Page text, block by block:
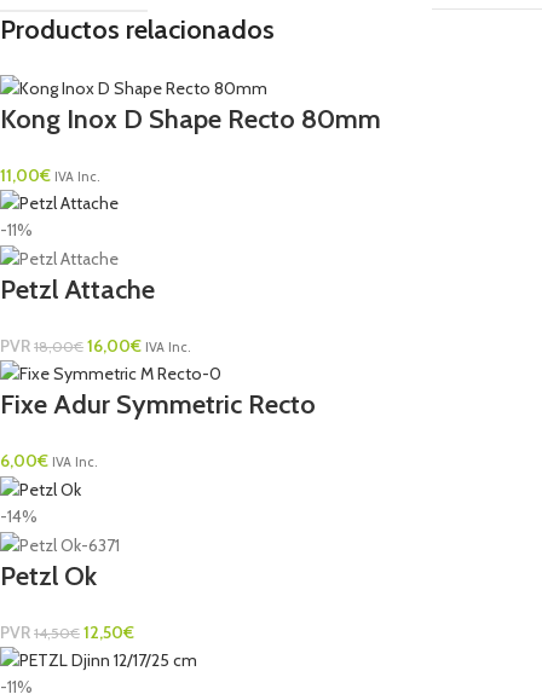
Productos relacionados
Kong Inox D Shape Recto 80mm
11,00€ IVA Inc.
-11%
Petzl Attache
PVR 18,00€ 16,00€ IVA Inc.
Fixe Adur Symmetric Recto
6,00€ IVA Inc.
-14%
Petzl Ok
PVR 14,50€ 12,50€
-11%